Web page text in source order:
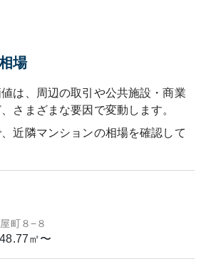
場
は、周辺の取引や公共施設・商業
さまざまな要因で変動します。
近隣マンションの相場を確認して
町８−８
48.77㎡〜